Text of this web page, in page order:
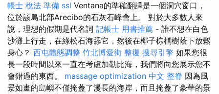
帳士 稅法 準備 ssl Ventana的準確翻譯是一個洞穴窗口，
位於該島北部Arecibo的石灰石峰會上。 對於大多數人來
說，理想的假期是代名詞 記帳士 用書推薦 - 誰不想在白色
沙灘上行走，在綠松石海舔它，然後在椰子棕櫚樹蔭下放鬆
身心？ 西屯體態調整 竹北博愛街 整復 搜尋引擎 如果您很
長一段時間以來一直在考慮加勒比海，我們將向您展示您不
會錯過的東西。 massage optimization 中文 整脊 因為風
景如畫的島嶼不僅掩蓋了漫長的海岸，而且掩蓋了豪華的景